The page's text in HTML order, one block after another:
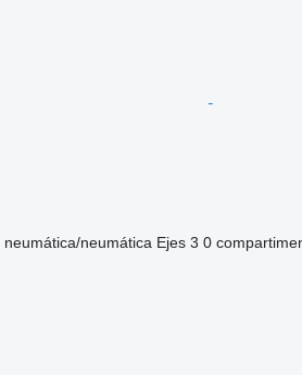
neumática/neumática Ejes 3 0